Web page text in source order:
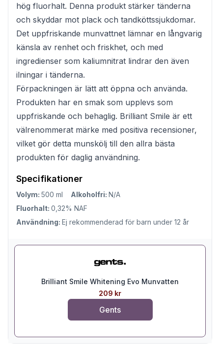
hög fluorhalt. Denna produkt stärker tänderna
och skyddar mot plack och tandköttssjukdomar.
Det uppfriskande munvattnet lämnar en långvarig
känsla av renhet och friskhet, och med
ingredienser som kaliumnitrat lindrar den även
ilningar i tänderna.
Förpackningen är lätt att öppna och använda.
Produkten har en smak som upplevs som
uppfriskande och behaglig. Brilliant Smile är ett
välrenommerat märke med positiva recensioner,
vilket gör detta munskölj till den allra bästa
produkten för daglig användning.
Specifikationer
Volym: 500 ml Alkoholfri: N/A
Fluorhalt: 0,32% NAF
Användning: Ej rekommenderad för barn under 12 år
Brilliant Smile Whitening Evo Munvatten
209 kr
Gents